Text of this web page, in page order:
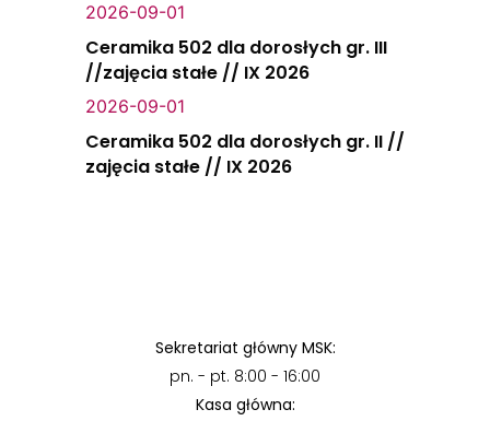
2026-09-01
Ceramika 502 dla dorosłych gr. III
//zajęcia stałe // IX 2026
2026-09-01
Ceramika 502 dla dorosłych gr. II //
zajęcia stałe // IX 2026
Sekretariat główny MSK:
pn. - pt. 8:00 - 16:00
Kasa główna: